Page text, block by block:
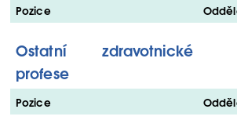
Pozice
Ostatní zdravotnické
profese
Pozice